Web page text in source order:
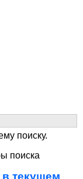
поиску.
поиска
в текущем